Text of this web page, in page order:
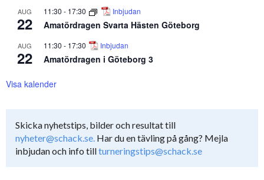
AUG
22
11:30 - 17:30 Inbjudan
Amatördragen Svarta Hästen Göteborg
AUG
22
11:30 - 17:30 Inbjudan
Amatördragen i Göteborg 3
Visa kalender
Skicka nyhetstips, bilder och resultat till
nyheter@schack.se. Har du en tävling på gång? Mejla
inbjudan och info tillturneringstips@schack.se